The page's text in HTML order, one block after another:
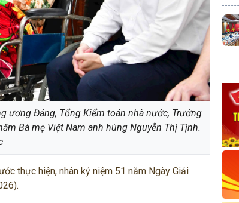
ương Đảng, Tổng Kiểm toán nhà nước, Trưởng
Bà mẹ Việt Nam anh hùng Nguyễn Thị Tịnh.
thực hiện, nhân kỷ niệm 51 năm Ngày Giải